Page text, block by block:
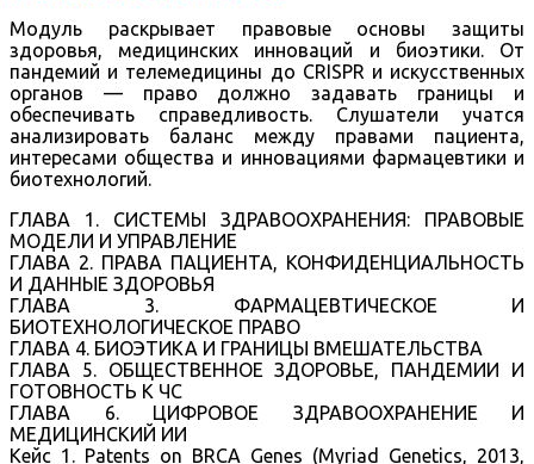
Модуль раскрывает правовые основы защиты
здоровья, медицинских инноваций и биоэтики. От
пандемий и телемедицины до CRISPR и искусственных
органов — право должно задавать границы и
обеспечивать справедливость. Слушатели учатся
анализировать баланс между правами пациента,
интересами общества и инновациями фармацевтики и
биотехнологий.
ГЛАВА 1. СИСТЕМЫ ЗДРАВООХРАНЕНИЯ: ПРАВОВЫЕ
МОДЕЛИ И УПРАВЛЕНИЕ
ГЛАВА 2. ПРАВА ПАЦИЕНТА, КОНФИДЕНЦИАЛЬНОСТЬ
И ДАННЫЕ ЗДОРОВЬЯ
ГЛАВА 3. ФАРМАЦЕВТИЧЕСКОЕ И
БИОТЕХНОЛОГИЧЕСКОЕ ПРАВО
ГЛАВА 4. БИОЭТИКА И ГРАНИЦЫ ВМЕШАТЕЛЬСТВА
ГЛАВА 5. ОБЩЕСТВЕННОЕ ЗДОРОВЬЕ, ПАНДЕМИИ И
ГОТОВНОСТЬ К ЧС
ГЛАВА 6. ЦИФРОВОЕ ЗДРАВООХРАНЕНИЕ И
МЕДИЦИНСКИЙ ИИ
Кейс 1. Patents on BRCA Genes (Myriad Genetics, 2013,